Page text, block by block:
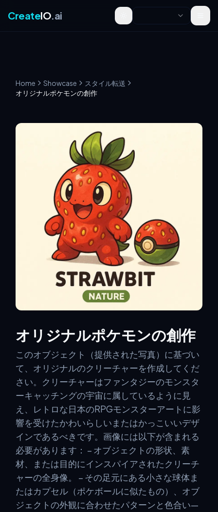
CreateIO.ai Toggle theme
Home Showcase
スタイル転送
オリジナルポケモンの創作
オリジナルポケモンの創作
このオブジェクト（提供された写真）に基づい
て、オリジナルのクリーチャーを作成してくだ
さい。クリーチャーはファンタジーのモンスタ
ーキャッチングの宇宙に属しているように見
え、レトロな日本のRPGモンスターアートに影
響を受けたかわいらしいまたはかっこいいデザ
インであるべきです。画像には以下が含まれる
必要があります： – オブジェクトの形状、素
材、または目的にインスパイアされたクリーチ
ャーの全身像。 – その足元にある小さな球体ま
たはカプセル（ポケボールに似たもの）、オブ
ジェクトの外観に合わせたパターンと色合い—